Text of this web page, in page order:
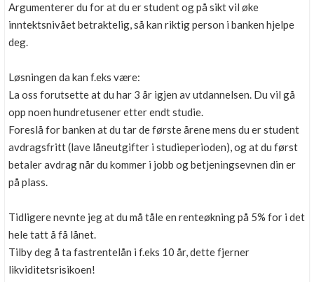
Argumenterer du for at du er student og på sikt vil øke
inntektsnivået betraktelig, så kan riktig person i banken hjelpe
deg.
Løsningen da kan f.eks være:
La oss forutsette at du har 3 år igjen av utdannelsen. Du vil gå
opp noen hundretusener etter endt studie.
Foreslå for banken at du tar de første årene mens du er student
avdragsfritt (lave låneutgifter i studieperioden), og at du først
betaler avdrag når du kommer i jobb og betjeningsevnen din er
på plass.
Tidligere nevnte jeg at du må tåle en renteøkning på 5% for i det
hele tatt å få lånet.
Tilby deg å ta fastrentelån i f.eks 10 år, dette fjerner
likviditetsrisikoen!